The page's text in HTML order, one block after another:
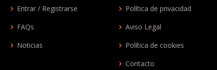
Entrar / Registrarse
FAQs
Noticias
Política de privacidad
Aviso Legal
Política de cookies
Contacto